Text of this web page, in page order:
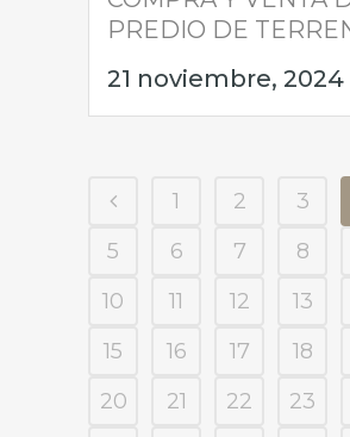
PREDIO DE
21 noviembre, 2024
1 2 3
5
6 7 8
10
11 12 13
15
16 17 18
20
21 22 23